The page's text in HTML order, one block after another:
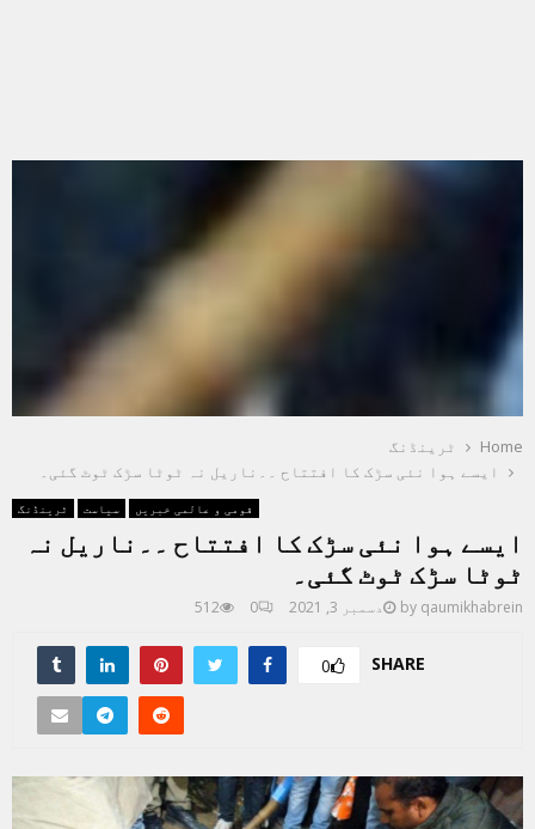
Home
ٹرینڈنگ
ایسے ہوا نئی سڑک کا افتتاح ۔۔ناریل نہ ٹوٹا سڑک ٹوٹ گئی۔
ٹرینڈنگ سیاست قومی و عالمی خبریں
ایسے ہوا نئی سڑک کا افتتاح ۔۔ناریل نہ
ٹوٹا سڑک ٹوٹ گئی۔
by qaumikhabrein دسمبر 3, 2021 0
512
SHARE
0